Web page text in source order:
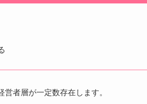
者層が一定数存在します。